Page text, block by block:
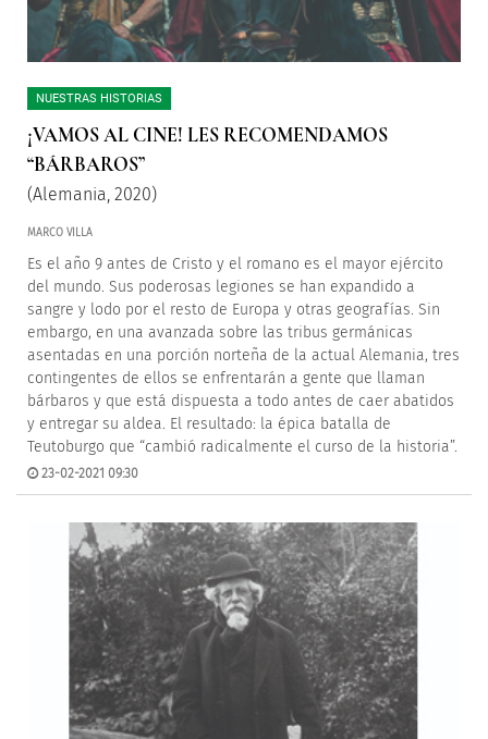
NUESTRAS HISTORIAS
¡VAMOS AL CINE! LES RECOMENDAMOS
“BÁRBAROS”
(Alemania, 2020)
MARCO VILLA
Es el año 9 antes de Cristo y el romano es el mayor ejército
del mundo. Sus poderosas legiones se han expandido a
sangre y lodo por el resto de Europa y otras geografías. Sin
embargo, en una avanzada sobre las tribus germánicas
asentadas en una porción norteña de la actual Alemania, tres
contingentes de ellos se enfrentarán a gente que llaman
bárbaros y que está dispuesta a todo antes de caer abatidos
y entregar su aldea. El resultado: la épica batalla de
Teutoburgo que “cambió radicalmente el curso de la historia”.
23-02-2021 09:30